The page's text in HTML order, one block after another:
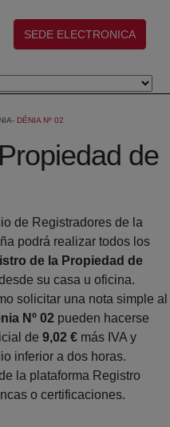
(abre en nueva ventana)
SEDE ELECTRONICA
DÉNIA Nº 02
de
de Registradores de la
podrá realizar todos los
de la Propiedad de
su casa u oficina.
solicitar una nota simple al
Nº 02 pueden hacerse
de 9,02 € más IVA y
inferior a dos horas.
la plataforma Registro
o certificaciones.